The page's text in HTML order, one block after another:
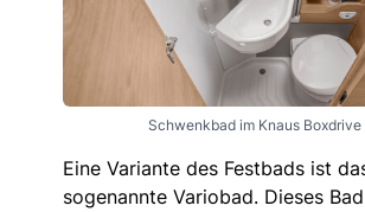
Schwenkbad im Knaus Boxdrive
Eine Variante des Festbads ist
sogenannte Variobad. Dieses